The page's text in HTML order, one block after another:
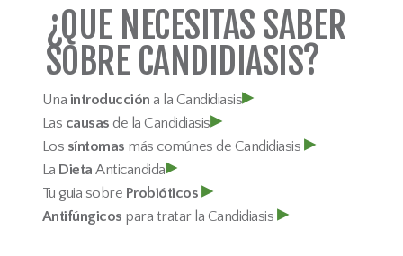
¿QUE NECESITAS SABER
SOBRE CANDIDIASIS?
Una introduccióna la Candidiasis▸
Las causas de la Candidiasis▸
Los síntomas más comúnes de Candidiasis ▸
La DietaAnticandida▸
Tu guia sobre Probióticos ▸
Antifúngicos para tratar la Candidiasis ▸